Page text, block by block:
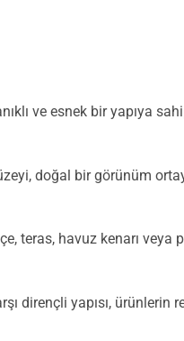
ve esnek bir yapıya
doğal bir görünüm
teras, havuz kenarı veya
dirençli yapısı, ürünlerin